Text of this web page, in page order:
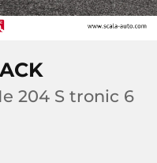
204 S tronic 6